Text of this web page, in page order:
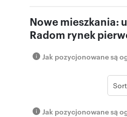
Nowe mieszkania:
Radom rynek
Jak pozycjonowane są
Jak pozycjonowane są